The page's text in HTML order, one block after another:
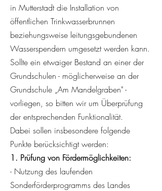
in Mutterstadt die Installation von
öffentlichen Trinkwasserbrunnen
beziehungsweise leitungsgebundenen
Wasserspendern umgesetzt werden kann.
Sollte ein etwaiger Bestand an einer der
Grundschulen - möglicherweise an der
Grundschule „Am Mandelgraben" -
vorliegen, so bitten wir um Überprüfung
der entsprechenden Funktionalität.
Dabei sollen insbesondere folgende
Punkte berücksichtigt werden:
1. Prüfung von Fördermöglichkeiten:
- Nutzung des laufenden
Sonderförderprogramms des Landes